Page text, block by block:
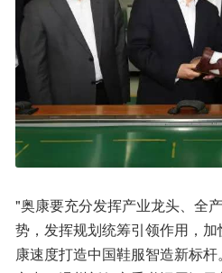
"奥康要充分发挥产业龙头、全
势，发挥规划统筹引领作用，
康速度打造中国鞋服智造新标